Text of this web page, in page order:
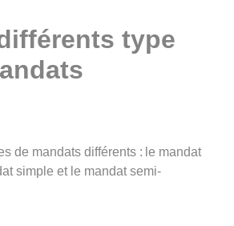
type
de mandats différents : le mandat
simple et le mandat semi-